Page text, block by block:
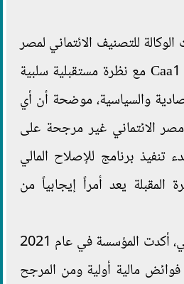
للتصنيف الائتماني لمصر
في 2013 عند مستوى Caa1 مع نظرة مستقبلية سلبية
والسياسية، موضحة أن أي
الائتماني غير مرجحة على
تنفيذ برنامج للإصلاح المالي
المقبلة يعد أمراً إيجابياً من
وعلى صعيد العجز المالي، أكدت المؤسسة في عام 2021
مالية أولية ومن المرجح